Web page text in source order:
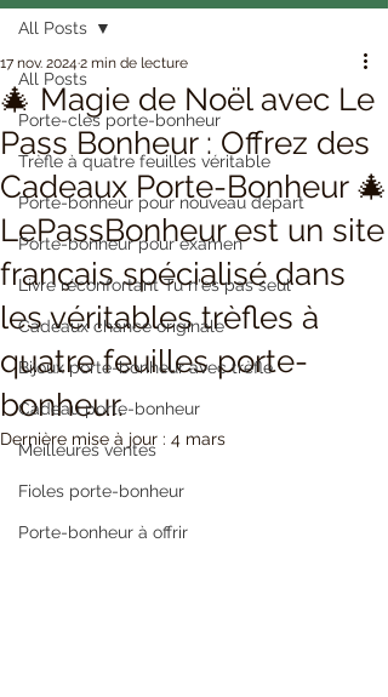
All Posts
Porte-clés porte-bonheur
Trèfle à quatre feuilles véritable
Porte-bonheur pour nouveau départ
Porte-bonheur pour examen
Livre réconfortant Tu n'es pas seul
Cadeaux chance originale
Bijoux porte-bonheur avec trèfle
Cadeau porte-bonheur
Meilleures ventes
Fioles porte-bonheur
Porte-bonheur à offrir
All Posts
🎄 Magie de Noël avec Le
Pass Bonheur : Offrez des
Cadeaux Porte-Bonheur 🎄
LePassBonheur est un site
français spécialisé dans
les véritables trèfles à
quatre feuilles porte-
bonheur.
17 nov. 2024 2 min de lecture
Dernière mise à jour : 4 mars